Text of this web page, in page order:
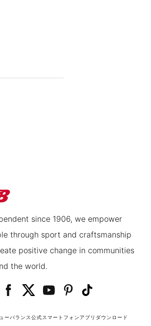
since 1906, we empower
through sport and craftsmanship
positive change in communities
the world.
ーバランス公式スマートフォンアプリ ダウンロード